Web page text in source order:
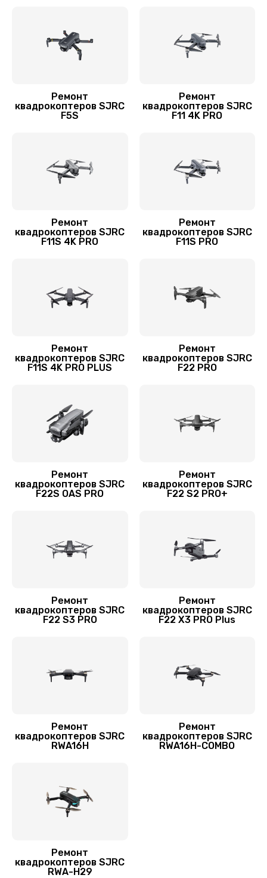
1800 руб.
Замена аккумулятора
1600 руб.
Ремонт камеры
Ремонт
квадрокоптеров SJRC
F5S
Ремонт
квадрокоптеров SJRC
F11 4K PRO
Ремонт
квадрокоптеров SJRC
F11S 4K PRO
Ремонт
квадрокоптеров SJRC
F11S PRO
Ремонт
квадрокоптеров SJRC
F11S 4K PRO PLUS
Ремонт
квадрокоптеров SJRC
F22 PRO
Ремонт
квадрокоптеров SJRC
F22S OAS PRO
Ремонт
квадрокоптеров SJRC
F22 S2 PRO+
Ремонт
квадрокоптеров SJRC
F22 S3 PRO
Ремонт
квадрокоптеров SJRC
F22 X3 PRO Plus
Ремонт
квадрокоптеров SJRC
RWA16H
Ремонт
квадрокоптеров SJRC
RWA16H-COMBO
Ремонт
квадрокоптеров SJRC
RWA-H29